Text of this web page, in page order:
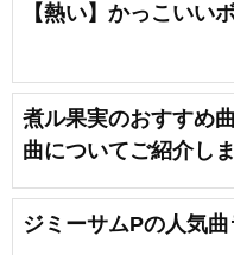
【熱い】かっこいい
煮ル果実のおすすめ
曲についてご紹介し
ジミーサムPの人気曲